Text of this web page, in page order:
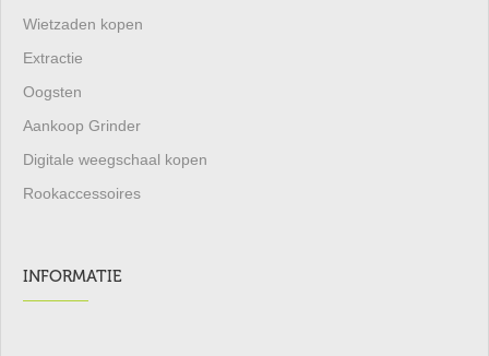
Wietzaden kopen
Extractie
Oogsten
Aankoop Grinder
Digitale weegschaal kopen
Rookaccessoires
INFORMATIE